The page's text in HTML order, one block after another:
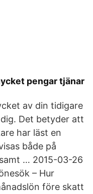
pengar tjänar
av din tidigare
Det betyder att
har läst en
både på
… 2015-03-26
– Hur
före skatt